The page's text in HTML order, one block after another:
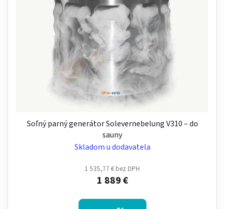
Soľný parný generátor Solevernebelung V310 – do
sauny
Skladom u dodavatela
1 535,77 € bez DPH
1 889 €